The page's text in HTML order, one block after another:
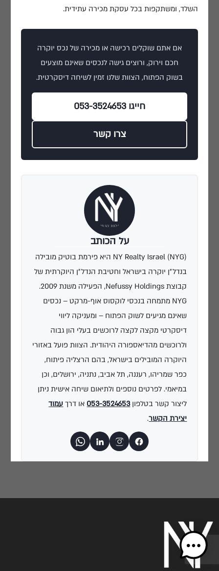
השלד, ומשתקפות בכל עסקת מכירה עתידית.
אם אתם שוקלים רכישה או מכירה של נכס יוקרה
חכם וירוק, ורוצים גישה לנכסים שאינם מוצעים
בשוק הפתוח, הצוות שלנו זמין לשיחה דיסקרטית.
חייגו 053-3524653
צרו קשר
על הכותב
NY Realty Israel (NYG) היא פירמת בוטיק מובילה
בנדל״ן יוקרה בישראל וחטיבת הנדל״ן היוקרתית של
קבוצת Nefussy Holdings, הפעילה משנת 2009.
NYG מתמחה בנכסי לוקסוס אוף-מרקט – נכסים
שאינם מגיעים לשוק הפתוח – ומעניקה ליווי
דיסקרטי מקצה לקצה לרוכשים בעלי הון גבוה
ולרוכשים מהדיאספורה היהודית. הצוות פועל באזורי
היוקרה המובילים בישראל, בהם הרצליה פיתוח,
כפר שמריהו, רעננה, תל אביב, נתניה, ירושלים, וכן
במיאמי. לפרטים נוספים ולתיאום שיחה אישית ניתן
ליצור קשר בטלפון053-3524653 או דרך עמוד
יצירת הקשר.